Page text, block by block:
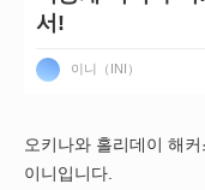
서!
이니（INI）
오키나와 홀리데이 해
이니입니다.